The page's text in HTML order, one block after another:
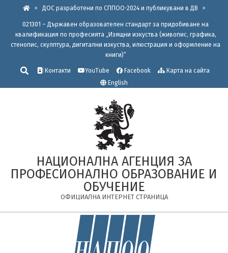
content
> ДОС разработени по СППОО-2024 и публикувани в ДВ >
021301 – Държавен образователен стандарт за придобиване на
квалификация по професията „Изящни изкуства (живопис, графика,
стенопис, скулптура, дигитални изкуства, илюстрация и оформление на
книги)“
Търсене
Контакти YouTube Facebook
Карта на сайта
English
НАЦИОНАЛНА АГЕНЦИЯ ЗА
ПРОФЕСИОНАЛНО ОБРАЗОВАНИЕ И
ОБУЧЕНИЕ
ОФИЦИАЛНА ИНТЕРНЕТ СТРАНИЦА